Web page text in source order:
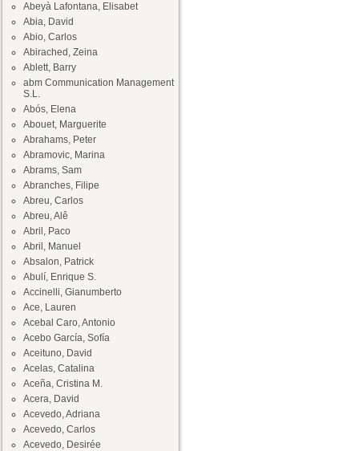
Abeyà Lafontana, Elisabet
Abia, David
Abio, Carlos
Abirached, Zeina
Ablett, Barry
abm Communication Management
S.L.
Abós, Elena
Abouet, Marguerite
Abrahams, Peter
Abramovic, Marina
Abrams, Sam
Abranches, Filipe
Abreu, Carlos
Abreu, Alê
Abril, Paco
Abril, Manuel
Absalon, Patrick
Abulí, Enrique S.
Accinelli, Gianumberto
Ace, Lauren
Acebal Caro, Antonio
Acebo García, Sofía
Aceituno, David
Acelas, Catalina
Aceña, Cristina M.
Acera, David
Acevedo, Adriana
Acevedo, Carlos
Acevedo, Desirée